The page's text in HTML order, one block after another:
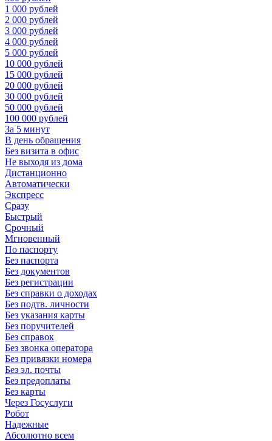
1 000 рублей
2 000 рублей
3 000 рублей
4 000 рублей
5 000 рублей
10 000 рублей
15 000 рублей
20 000 рублей
30 000 рублей
50 000 рублей
100 000 рублей
За 5 минут
В день обращения
Без визита в офис
Не выходя из дома
Дистанционно
Автоматически
Экспресс
Сразу
Быстрый
Срочный
Мгновенный
По паспорту
Без паспорта
Без документов
Без регистрации
Без справки о доходах
Без подтв. личности
Без указания карты
Без поручителей
Без справок
Без звонка оператора
Без привязки номера
Без эл. почты
Без предоплаты
Без карты
Через Госуслуги
Робот
Надежные
Абсолютно всем